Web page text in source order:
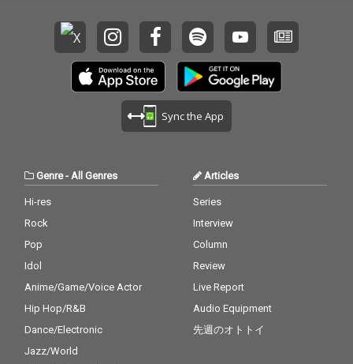
Sync the App
Genre- All Genres
Hi-res
Rock
Pop
Idol
Anime/Game/Voice Actor
Hip Hop/R&B
Dance/Electronic
Jazz/World
Articles
Series
Interview
Column
Review
Live Report
Audio Equipment
先週のオトトイ